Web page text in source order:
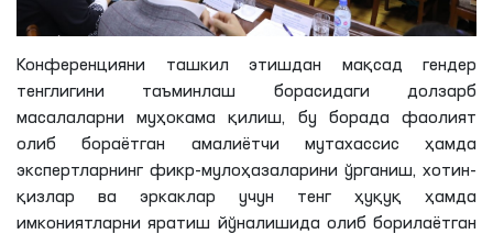
Конференцияни ташкил этишдан мақсад гендер
тенглигини таъминлаш борасидаги долзарб
масалаларни муҳокама қилиш, бу борада фаолият
олиб бораётган амалиётчи мутахассис ҳамда
экспертларнинг фикр-мулоҳазаларини ўрганиш, хотин-
қизлар ва эркаклар учун тенг ҳуқуқ ҳамда
имкониятларни яратиш йўналишида олиб борилаётган